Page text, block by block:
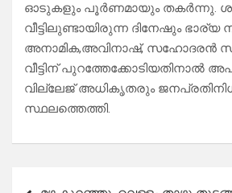
ഓടുകളും പൂർണമായും തകർന്നു.
വീട്ടിലുണ്ടായിരുന്ന ദിനേഷും ഭാര്യ
അനാമിക,അവിനാഷ്, സഹോദരൻ
വീട്ടിന് പുറത്തേക്കോടിയതിനാൽ
വില്ലേജ് അധികൃതരും
സ്ഥലത്തെത്തി.